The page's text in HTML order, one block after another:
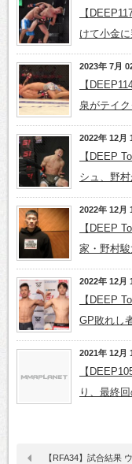
【
けて小金
2023年 7月
【
泉がテイ
2022年 12月
【DEEP
シュ、野
2022年 12月
【DEEP
家・野村
2022年 12月
【DEEP
GP敗れし
2021年 12月
【
り、最終
【RFA34】試合結果